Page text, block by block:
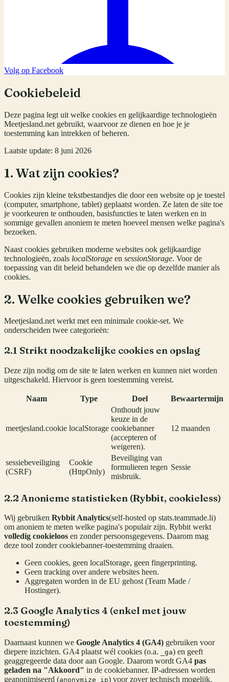
Volg op Facebook
Cookiebeleid
Deze pagina legt uit welke cookies en gelijkaardige technologieën
Meetjesland.net gebruikt, waarvoor ze dienen en hoe je je
toestemming kan intrekken of beheren.
Laatste update: 8 juni 2026
1. Wat zijn cookies?
Cookies zijn kleine tekstbestandjes die door een website op je toestel
(computer, smartphone, tablet) geplaatst worden. Ze laten de site toe
je voorkeuren te onthouden, basisfuncties te laten werken en in
sommige gevallen anoniem te meten hoeveel mensen welke pagina's
bezoeken.
Naast cookies gebruiken moderne websites ook gelijkaardige
technologieën, zoals localStorage en sessionStorage. Voor de
toepassing van dit beleid behandelen we die op dezelfde manier als
cookies.
2. Welke cookies gebruiken we?
Meetjesland.net werkt met een minimale cookie-set. We
onderscheiden twee categorieën:
2.1 Strikt noodzakelijke cookies en opslag
Deze zijn nodig om de site te laten werken en kunnen niet worden
uitgeschakeld. Hiervoor is geen toestemming vereist.
Naam Type Doel Bewaartermijn
meetjesland.cookie localStorage
Onthoudt jouw
keuze in de
cookiebanner
(accepteren of
weigeren).
12 maanden
sessiebeveiliging
(CSRF)
Cookie
(HttpOnly)
Beveiliging van
formulieren tegen
misbruik.
Sessie
2.2 Anonieme statistieken (Rybbit, cookieless)
Wij gebruiken Rybbit Analytics(self-hosted op stats.teammade.li)
om anoniem te meten welke pagina's populair zijn. Rybbit werkt
volledig cookieloos en zonder persoonsgegevens. Daarom mag
deze tool zonder cookiebanner-toestemming draaien.
Geen cookies, geen localStorage, geen fingerprinting.
Geen tracking over andere websites heen.
Aggregaten worden in de EU gehost (Team Made /
Hostinger).
2.3 Google Analytics 4 (enkel met jouw
toestemming)
Daarnaast kunnen we Google Analytics 4 (GA4) gebruiken voor
diepere inzichten. GA4 plaatst wél cookies (o.a.
_ga) en geeft
geaggregeerde data door aan Google. Daarom wordt GA4 pas
geladen na "Akkoord" in de cookiebanner. IP-adressen worden
geanonimiseerd (anonymize_ip) voor zover technisch mogelijk.